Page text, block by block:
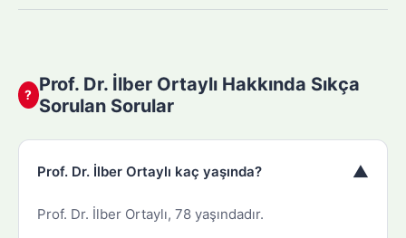
? Prof. Dr. İlber Ortaylı Hakkında Sıkça
Sorulan Sorular
Prof. Dr. İlber Ortaylı kaç yaşında? ▼
Prof. Dr. İlber Ortaylı, 78 yaşındadır.